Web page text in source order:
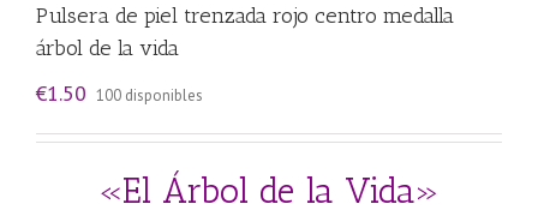
Pulsera de piel trenzada rojo centro medalla
árbol de la vida
€1.50 100 disponibles
«El Árbol de la Vida»